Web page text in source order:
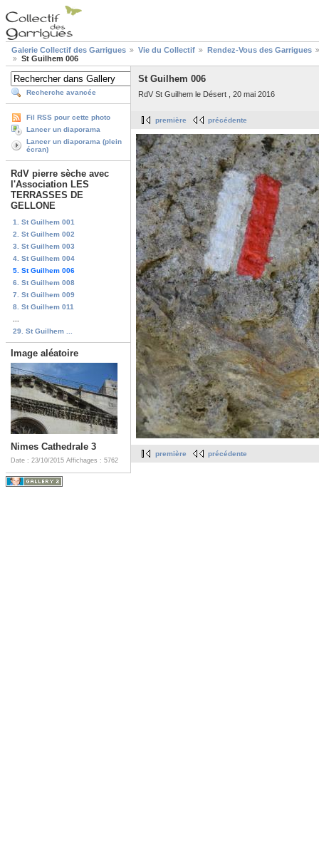
Galerie Collectif des Garrigues Vie du Collectif
Rendez-Vous des Garrigues
St Guilhem 006
Recherche avancée
Fil RSS pour cette photo
Lancer un diaporama
Lancer un diaporama (plein
écran)
RdV pierre sèche avec
l'Association LES
TERRASSES DE
GELLONE
1. St Guilhem 001
2. St Guilhem 002
3. St Guilhem 003
4. St Guilhem 004
5. St Guilhem 006
6. St Guilhem 008
7. St Guilhem 009
8. St Guilhem 011
29. St Guilhem ...
Image aléatoire
Nimes Cathedrale 3
Date : 23/10/2015 Affichages : 5762
St Guilhem 006
RdV St Guilhem le Désert , 20 mai 2016
première précédente
première précédente